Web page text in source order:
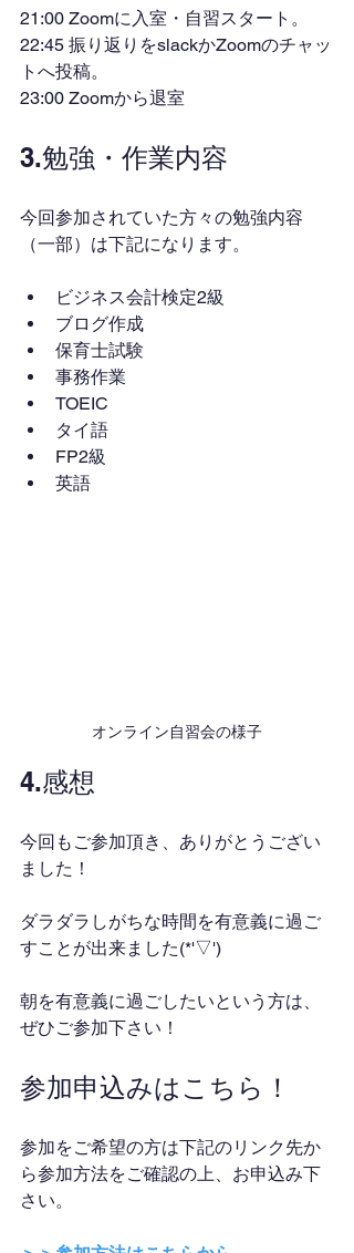
21:00 Zoomに入室・自習スタート。
22:45 振り返りをslackかZoomのチャッ
トへ投稿。
23:00 Zoomから退室
3.勉強・作業内容
今回参加されていた方々の勉強内容
（一部）は下記になります。
ビジネス会計検定2級
ブログ作成
保育士試験
事務作業
TOEIC
タイ語
FP2級
英語
オンライン自習会の様子
4.感想
今回もご参加頂き、ありがとうござい
ました！
ダラダラしがちな時間を有意義に過ご
すことが出来ました(*'▽')
朝を有意義に過ごしたいという方は、
ぜひご参加下さい！
参加申込みはこちら！
参加をご希望の方は下記のリンク先か
ら参加方法をご確認の上、お申込み下
さい。